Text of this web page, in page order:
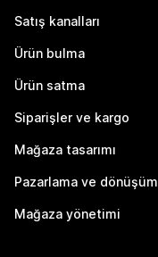
Satış kanalları
Ürün bulma
Ürün satma
Siparişler ve kargo
Mağaza tasarımı
Pazarlama ve dönüşüm
Mağaza yönetimi